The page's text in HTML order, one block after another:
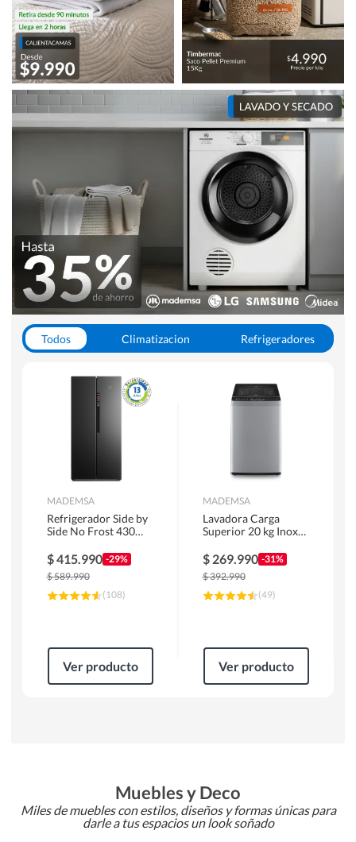
Todos Climatizacion
Refrigeradores
Hornos y Microondas
MADEMSA
Refrigerador Side by
Side No Frost 430
MAS430B
$415.990 -29%
$589.990
(108)
Ver producto
MADEMSA
Lavadora Carga
Superior 20 kg Inox
$ 269.990 -31%
$392.990
(49)
Ver producto
Muebles y Deco
Miles de muebles con estilos, diseños y formas únicas para
darle a tus espacios un look soñado